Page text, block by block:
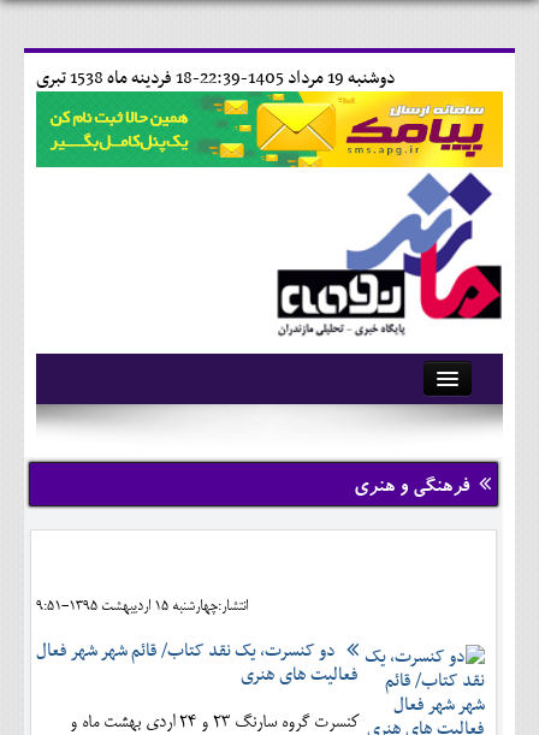
18 فردينه ماه 1538 تبری دوشنبه 19 مرداد 1405-22:39-
آرشیو
تماس با ما
وبلاگ
کلینیک
حقوقی
فرهنگی و هنری
انتشار:چهارشنبه 15 ارديبهشت 1395-9:51
دو کنسرت، یک نقد کتاب/ قائم شهر شهر فعال
فعالیت های هنری
کنسرت گروه سارنگ 23 و 24 اردی بهشت ماه و